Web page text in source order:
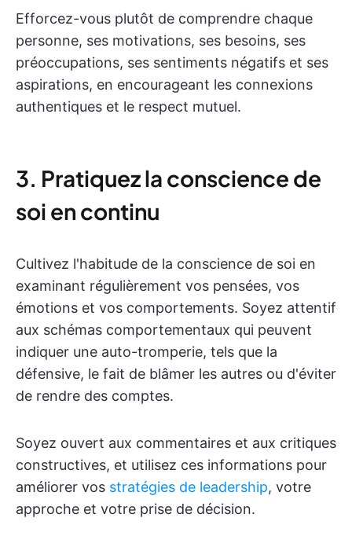
Efforcez-vous plutôt de comprendre chaque
personne, ses motivations, ses besoins, ses
préoccupations, ses sentiments négatifs et ses
aspirations, en encourageant les connexions
authentiques et le respect mutuel.
3. Pratiquez la conscience de
soi en continu
Cultivez l'habitude de la conscience de soi en
examinant régulièrement vos pensées, vos
émotions et vos comportements. Soyez attentif
aux schémas comportementaux qui peuvent
indiquer une auto-tromperie, tels que la
défensive, le fait de blâmer les autres ou d'éviter
de rendre des comptes.
Soyez ouvert aux commentaires et aux critiques
constructives, et utilisez ces informations pour
améliorer vos stratégies de leadership, votre
approche et votre prise de décision.